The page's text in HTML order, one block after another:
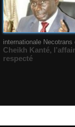
internationale
Cheikh Kanté,
respecté